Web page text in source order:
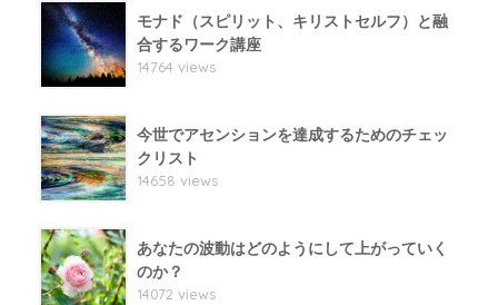
モナド（スピリット、キリストセルフ）と融
合するワーク講座
14764 views
今世でアセンションを達成するためのチェッ
クリスト
14658 views
あなたの波動はどのようにして上がっていく
のか？
14072 views